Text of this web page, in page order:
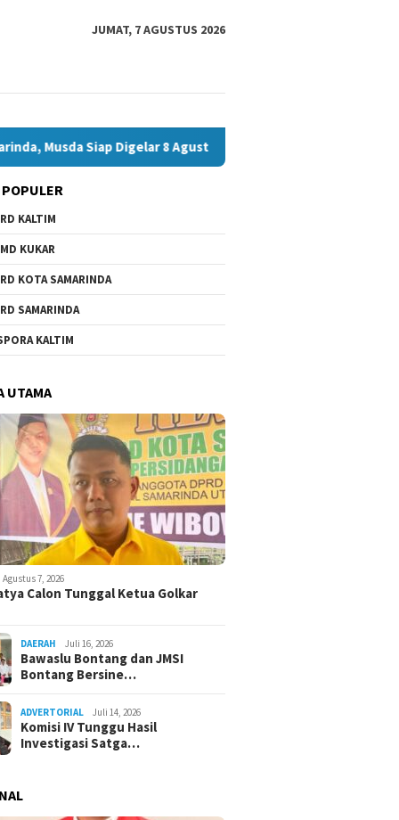
JUMAT, 7 AGUSTUS 2026
Siap Digelar 8 Agustus 2026
KALTIM
KUKAR
KOTA SAMARINDA
SAMARINDA
KALTIM
UTAMA
Agustus 7, 2026
Calon Tunggal Ketua Golkar
DAERAH Juli 16, 2026
Bawaslu Bontang dan JMSI
Bontang Bersine…
ADVERTORIAL Juli 14, 2026
Komisi IV Tunggu Hasil
Investigasi Satga…